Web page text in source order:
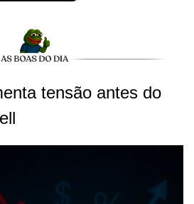
tensão antes do